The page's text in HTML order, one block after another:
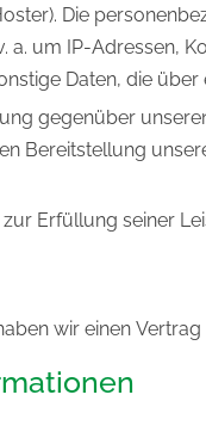
Die
a. um IP-Adressen,
Daten, die
gegenüber
Bereitstellung
Erfüllung seiner
wir einen